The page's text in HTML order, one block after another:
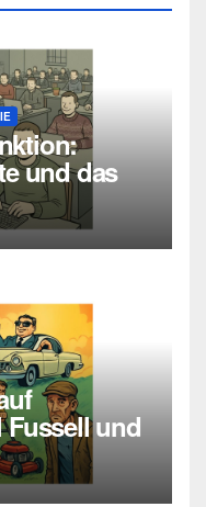
und das
der
Fussell und
Klasse,